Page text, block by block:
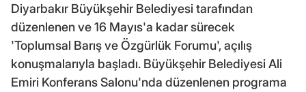
Diyarbakır Büyükşehir Belediyesi tarafından
düzenlenen ve 16 Mayıs'a kadar sürecek
'Toplumsal Barış ve Özgürlük Forumu', açılış
konuşmalarıyla başladı. Büyükşehir Belediyesi Ali
Emiri Konferans Salonu'nda düzenlenen programa